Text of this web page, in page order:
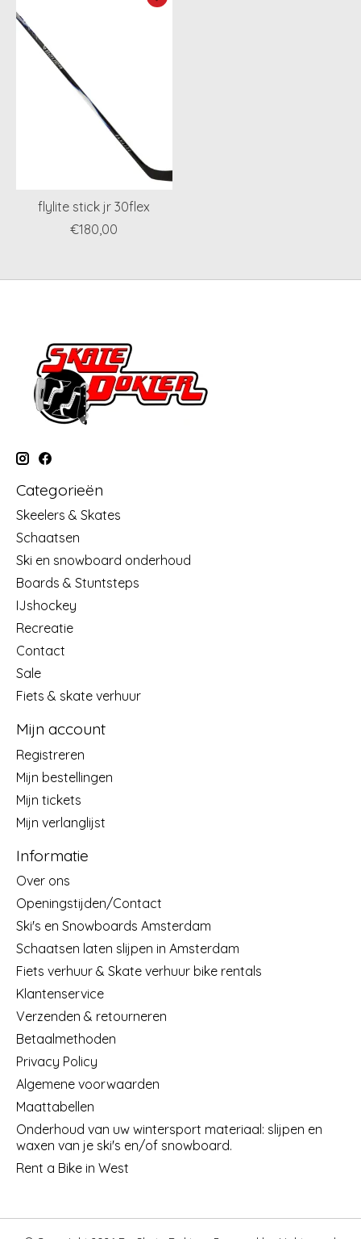
flylite stick jr 30flex
€180,00
Categorieën
Skeelers & Skates
Schaatsen
Ski en snowboard onderhoud
Boards & Stuntsteps
IJshockey
Recreatie
Contact
Sale
Fiets & skate verhuur
Mijn account
Registreren
Mijn bestellingen
Mijn tickets
Mijn verlanglijst
Informatie
Over ons
Openingstijden/Contact
Ski's en Snowboards Amsterdam
Schaatsen laten slijpen in Amsterdam
Fiets verhuur & Skate verhuur bike rentals
Klantenservice
Verzenden & retourneren
Betaalmethoden
Privacy Policy
Algemene voorwaarden
Maattabellen
Onderhoud van uw wintersport materiaal: slijpen en
waxen van je ski's en/of snowboard.
Rent a Bike in West